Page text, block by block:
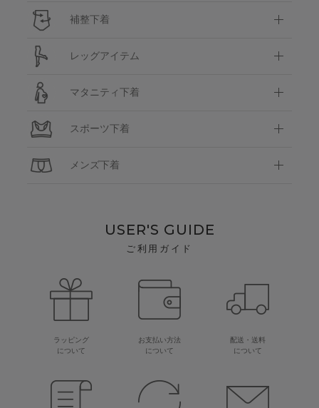
補整下着
レッグアイテム
マタニティ下着
スポーツ下着
メンズ下着
USER'S GUIDE
ご利用ガイド
ラッピング
について
お支払い方法
について
配送・送料
について